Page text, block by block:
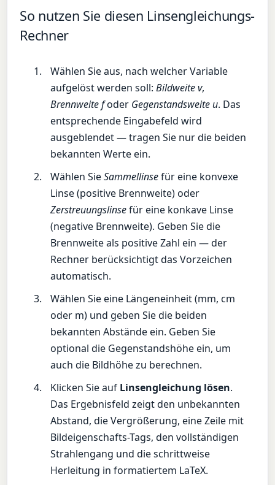
So nutzen Sie diesen Linsengleichungs-
Rechner
Wählen Sie aus, nach welcher Variable
aufgelöst werden soll:Bildweite v,
Brennweite foder Gegenstandsweite u. Das
entsprechende Eingabefeld wird
ausgeblendet — tragen Sie nur die beiden
bekannten Werte ein.
Wählen SieSammellinsefür eine konvexe
Linse (positive Brennweite) oder
Zerstreuungslinsefür eine konkave Linse
(negative Brennweite). Geben Sie die
Brennweite als positive Zahl ein — der
Rechner berücksichtigt das Vorzeichen
automatisch.
Wählen Sie eine Längeneinheit (mm, cm
oder m) und geben Sie die beiden
bekannten Abstände ein. Geben Sie
optional die Gegenstandshöhe ein, um
auch die Bildhöhe zu berechnen.
Klicken Sie auf Linsengleichung lösen.
Das Ergebnisfeld zeigt den unbekannten
Abstand, die Vergrößerung, eine Zeile mit
Bildeigenschafts-Tags, den vollständigen
Strahlengang und die schrittweise
Herleitung in formatiertem LaTeX.